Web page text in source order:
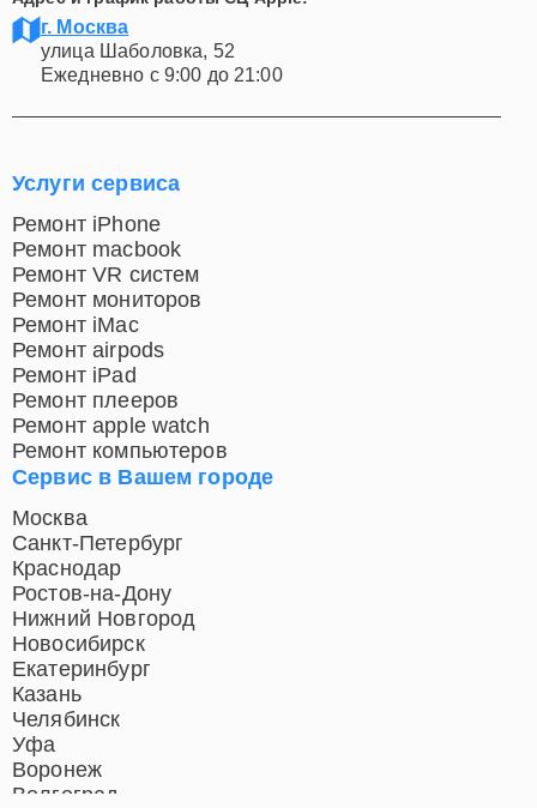
г. Москва
улица Шаболовка, 52
Ежедневно с 9:00 до 21:00
Сервис в Вашем городе
Москва
Санкт-Петербург
Краснодар
Ростов-на-Дону
Нижний Новгород
Новосибирск
Екатеринбург
Казань
Челябинск
Уфа
Воронеж
Волгоград
Услуги сервиса
Ремонт iPhone
Ремонт macbook
Ремонт VR систем
Ремонт мониторов
Ремонт iMac
Ремонт airpods
Ремонт iPad
Ремонт плееров
Ремонт apple watch
Ремонт компьютеров